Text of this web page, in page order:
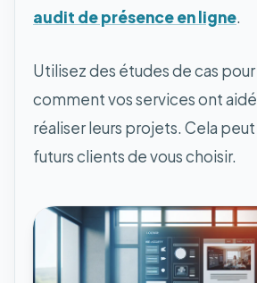
audit de présence en ligne.
Utilisez des études de cas
comment vos services ont
réaliser leurs projets. Cela
futurs clients de vous choisir.